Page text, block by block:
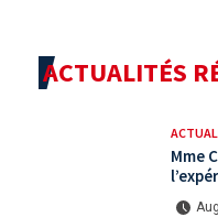
ACTUALITÉS
Mme